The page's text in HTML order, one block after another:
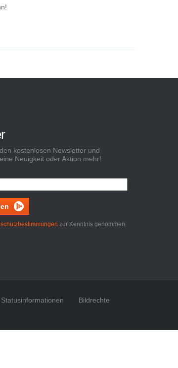
kostenlosen Newsletter und
Neuigkeit oder Aktion mehr!
zur Kenntnis genommen.
Bildrechte